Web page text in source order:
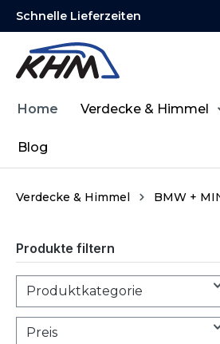
Zur Hauptnavigation
Schnelle Lieferzeiten
Home Verdecke & Himmel
Blog
Verdecke & Himmel BMW +
Produkte filtern
Produktkategorie
Preis